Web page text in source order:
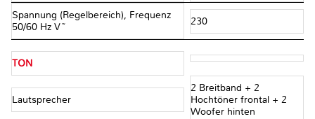
Spannung (Regelbereich), Frequenz
50/60 Hz V~
230
TON
Lautsprecher
2 Breitband + 2
Hochtöner frontal + 2
Woofer hinten